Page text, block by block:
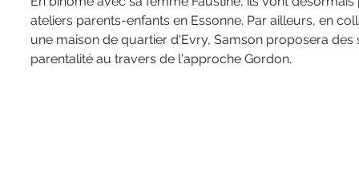
ateliers parents-enfants en Essonne. Par ailleurs, en
une maison de quartier d'Evry, Samson proposera
parentalité au travers de l'approche Gordon.